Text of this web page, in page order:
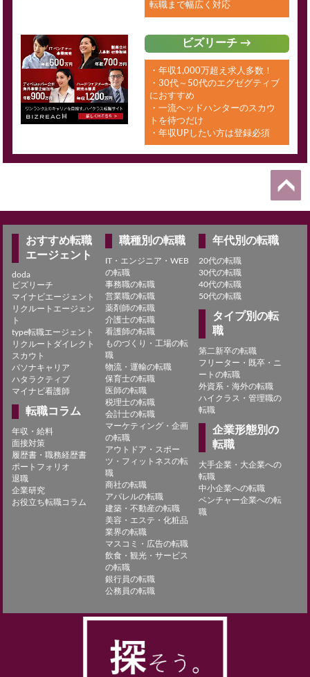
転職まで幅広く対応
ビズリーチ →
・年収1,000万超え求人多数！
・30代～50代のエグゼグティブ
におすすめ
・一流ヘッドハンターのスカウ
トを待つだけ
・年収UPしたい方は登録必須
おすすめ転職
エージェント
doda
ビズリーチ
マイナビエージェント
リクルートエージェン
ト
type転職エージェント
リクルートダイレクト
スカウト
パソナキャリア
ハタラクティブ
マイナビ看護師
転職コラム
年収・給料
面接対策
履歴書・職務経歴書
ポートフォリオ
退職
企業研究
お役立ち転職コラム
職種別の転職
IT・エンジニア・WEB
の転職
事務職の転職
営業職の転職
薬剤師の転職
介護士の転職
看護師の転職
ものづくり・工場の転
職
物流・運輸の転職
保育士の転職
医師の転職
税理士の転職
会計士の転職
マーケティング・企画
の転職
アウトドア・スポー
ツ・フィットネスの転
職
商社の転職
アパレルの転職
建築・不動産の転職
美容・エステ・化粧品
業界の転職
マスコミ・広告の転職
飲食・観光・サービス
の転職
銀行員の転職
公務員の転職
年代別の転職
20代の転職
30代の転職
40代の転職
50代の転職
タイプ別の転
職
第二新卒の転職
フリーター・既卒・ニ
ートの転職
外資系・海外の転職
ハイクラス・管理職の
転職
企業形態別の
転職
大手企業・大企業への
転職
中小企業への転職
ベンチャー企業への転
職